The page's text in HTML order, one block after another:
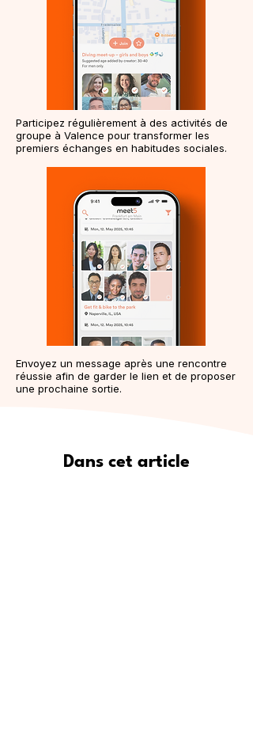
Participez régulièrement à des activités de
groupe à Valence pour transformer les
premiers échanges en habitudes sociales.
Envoyez un message après une rencontre
réussie afin de garder le lien et de proposer
une prochaine sortie.
Dans cet article